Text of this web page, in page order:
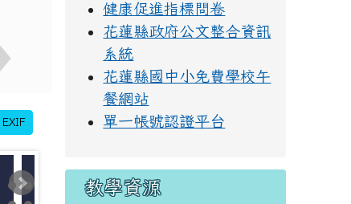
EXIF
健康促進指標問卷
花蓮縣政府公文整合資訊
系統
花蓮縣國中小免費學校午
餐網站
單一帳號認證平台
教學資源